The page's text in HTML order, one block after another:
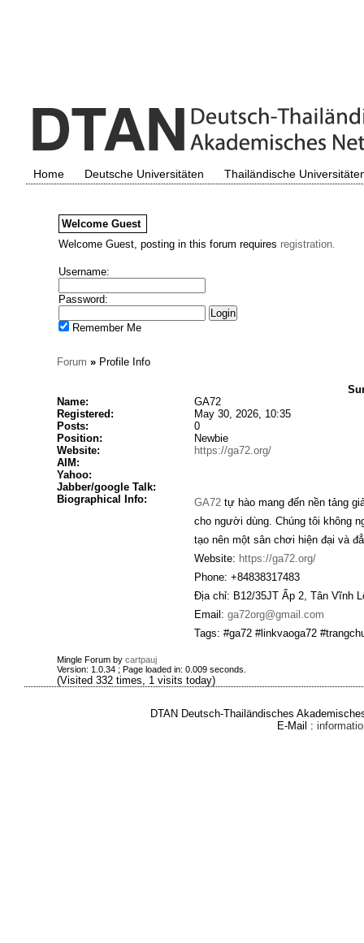
Home Deutsche Universitäten Thailändische
Welcome Guest
Welcome Guest, posting in this forum requires registration.
Username:
Password:
Remember Me
Forum »Profile Info
Name:
GA72
Registered:
May 30, 2026, 10:35
Posts:
0
Position:
Newbie
Website:
https://ga72.org/
AIM:
Yahoo:
Jabber/google Talk:
Biographical Info:
GA72tự hào mang đến nền tảng
cho người dùng. Chúng tôi không
tạo nên một sân chơi hiện đại và
Website: https://ga72.org/
Phone: +84838317483
Địa chỉ: B12/35JT Ấp 2, Tân Vĩnh
Email: ga72org@gmail.com
Tags: #ga72 #linkvaoga72
Mingle Forum by cartpauj
Version: 1.0.34 ; Page loaded in: 0.009 seconds.
(Visited 332 times, 1 visits today)
DTAN Deutsch-Thailändisches
E-Mail :